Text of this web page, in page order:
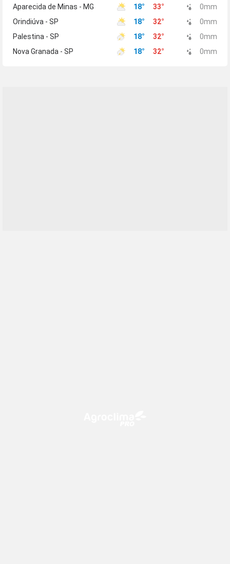
Aparecida de Minas - MG
18° 33° 0mm
Orindiúva - SP
18° 32° 0mm
Palestina - SP
18° 32° 0mm
Nova Granada - SP
18° 32° 0mm